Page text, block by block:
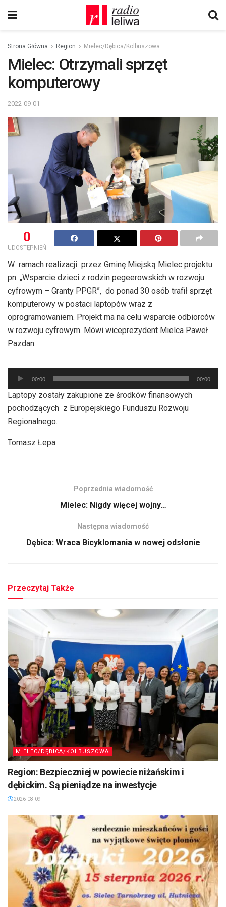
Strona Główna Region Mielec/Dębica/Kolbuszowa
Mielec: Otrzymali sprzęt
komputerowy
2022-09-01
0
UDOSTĘPNIEŃ
W ramach realizacji przez Gminę Miejską Mielec projektu
pn. „Wsparcie dzieci z rodzin pegeerowskich w rozwoju
cyfrowym – Granty PPGR”, do ponad 30 osób trafił sprzęt
komputerowy w postaci laptopów wraz z
oprogramowaniem. Projekt ma na celu wsparcie odbiorców
w rozwoju cyfrowym. Mówi wiceprezydent Mielca Paweł
Pazdan.
Odtwarzacz
plików
dźwiękowych
00:00 00:00
Laptopy zostały zakupione ze środków finansowych
pochodzących z Europejskiego Funduszu Rozwoju
Regionalnego.
Tomasz Łepa
Poprzednia wiadomość
Mielec: Nigdy więcej wojny…
Następna wiadomość
Dębica: Wraca Bicyklomania w nowej odsłonie
Przeczytaj Także
MIELEC/DĘBICA/KOLBUSZOWA
Region: Bezpieczniej w powiecie niżańskim i
dębickim. Są pieniądze na inwestycje
2026-08-09